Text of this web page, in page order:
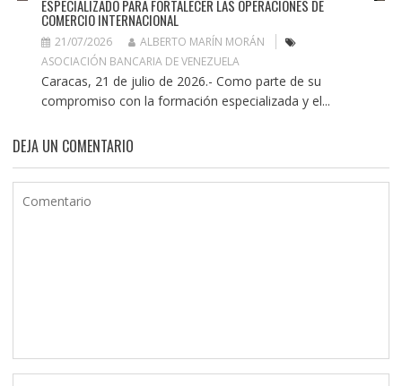
ESPECIALIZADO PARA FORTALECER LAS OPERACIONES DE
COMERCIO INTERNACIONAL
21/07/2026
ALBERTO MARÍN MORÁN
ASOCIACIÓN BANCARIA DE VENEZUELA
Caracas, 21 de julio de 2026.- Como parte de su
compromiso con la formación especializada y el...
DEJA UN COMENTARIO